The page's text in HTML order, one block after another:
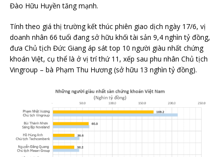
Đào Hữu Huyền tăng mạnh.
Tính theo giá thị trường kết thúc phiên giao dịch ngày 17/6, vị
doanh nhân 66 tuổi đang sở hữu khối tài sản 9,4 nghìn tỷ đồng,
đưa Chủ tịch Đức Giang áp sát top 10 người giàu nhất chứng
khoán Việt, cụ thể là ở vị trí thứ 11, xếp sau phu nhân Chủ tịch
Vingroup – bà Phạm Thu Hương (sở hữu 13 nghìn tỷ đồng).